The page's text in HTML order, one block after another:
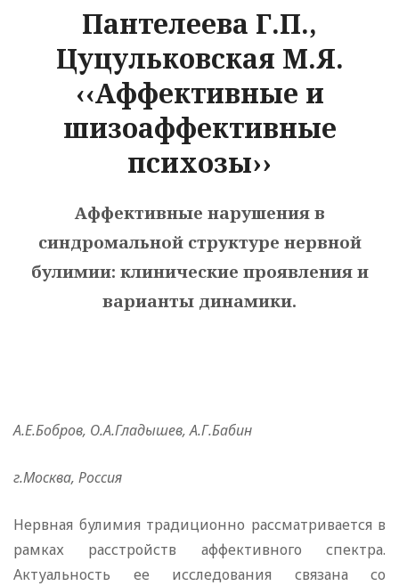
Пантелеева Г.П.,
Цуцульковская М.Я.
‹‹Аффективные и
шизоаффективные
психозы››
Аффективные нарушения в
синдромальной структуре нервной
булимии: клинические проявления и
варианты динамики.
А.Е.Бобров, О.А.Гладышев, А.Г.Бабин
г.Москва, Россия
Нервная булимия традиционно рассматривается в
рамках расстройств аффективного спектра.
Актуальность ее исследования связана со